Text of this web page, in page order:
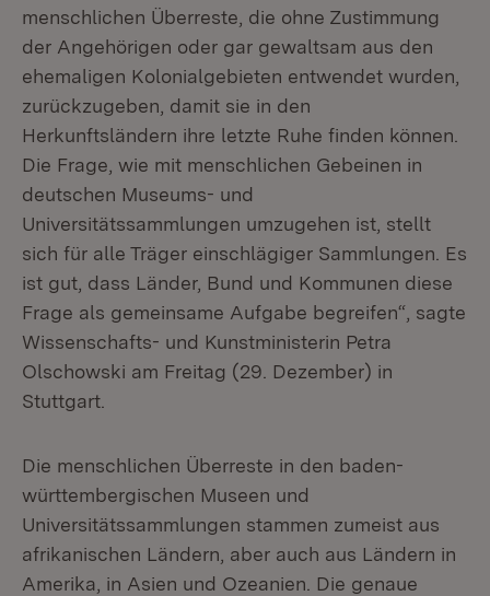
menschlichen Überreste, die ohne Zustimmung
der Angehörigen oder gar gewaltsam aus den
ehemaligen Kolonialgebieten entwendet wurden,
zurückzugeben, damit sie in den
Herkunftsländern ihre letzte Ruhe finden können.
Die Frage, wie mit menschlichen Gebeinen in
deutschen Museums- und
Universitätssammlungen umzugehen ist, stellt
sich für alle Träger einschlägiger Sammlungen. Es
ist gut, dass Länder, Bund und Kommunen diese
Frage als gemeinsame Aufgabe begreifen“, sagte
Wissenschafts- und Kunstministerin Petra
Olschowski am Freitag (29. Dezember) in
Stuttgart.
Die menschlichen Überreste in den baden-
württembergischen Museen und
Universitätssammlungen stammen zumeist aus
afrikanischen Ländern, aber auch aus Ländern in
Amerika, in Asien und Ozeanien. Die genaue